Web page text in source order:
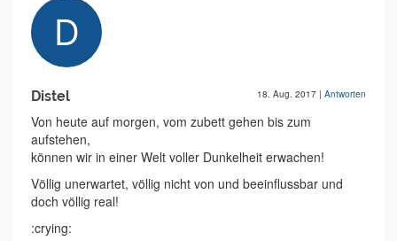
Distel 18. Aug. 2017 | Antworten
Von heute auf morgen, vom zubett gehen bis zum
aufstehen,
können wir in einer Welt voller Dunkelheit erwachen!
Völlig unerwartet, völlig nicht von und beeinflussbar und
doch völlig real!
:crying: